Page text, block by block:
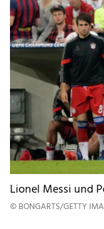
Lionel Messi und
© BONGARTS/GETTY